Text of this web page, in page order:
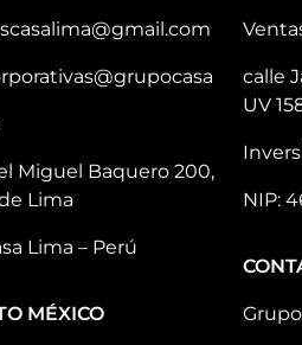
Miguel Baquero 200,
Lima
Lima – Perú
MÉXICO
calle
UV
NIP: